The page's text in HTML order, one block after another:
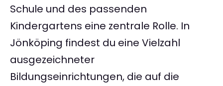
Schule und des passenden
Kindergartens eine zentrale Rolle. In
Jönköping findest du eine Vielzahl
ausgezeichneter
Bildungseinrichtungen, die auf die